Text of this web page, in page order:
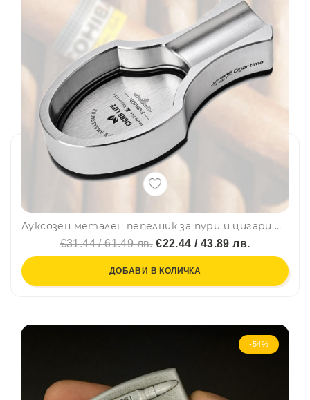
Луксозен метален пепелник за пури и цигари GIFENG CIGAR TIME, сребрист
€31.44 / 61.49 лв.€22.44 / 43.89 лв.
ДОБАВИ В КОЛИЧКА
-54%